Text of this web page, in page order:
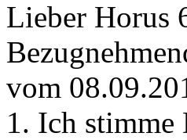
Lieber Horus
vom
1. Ich stimme